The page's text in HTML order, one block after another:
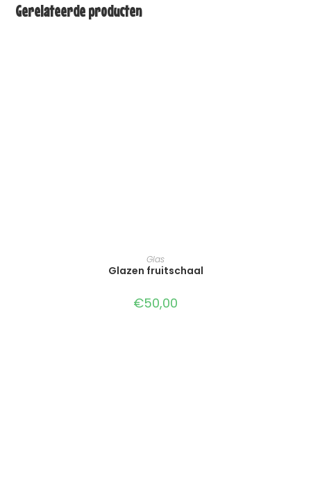
Gerelateerde producten
TOEVOEGEN AAN WINKELWAGEN
Glas
Glazen fruitschaal
€50,00